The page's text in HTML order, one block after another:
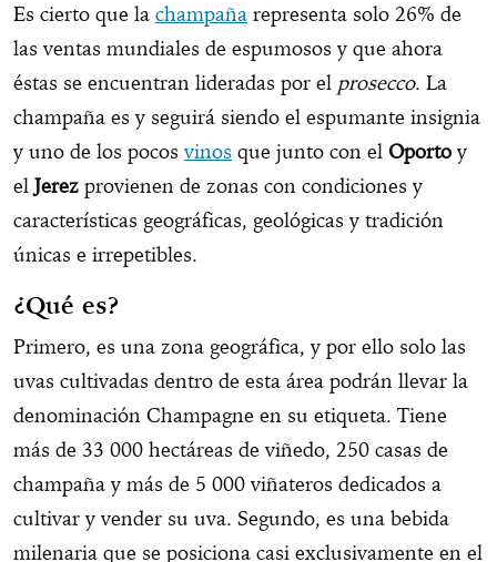
Es cierto que la champaña representa solo 26% de
las ventas mundiales de espumosos y que ahora
éstas se encuentran lideradas por el prosecco. La
champaña es y seguirá siendo el espumante insignia
y uno de los pocos vinos que junto con el Oporto y
el Jerez provienen de zonas con condiciones y
características geográficas, geológicas y tradición
únicas e irrepetibles.
¿Qué es?
Primero, es una zona geográfica, y por ello solo las
uvas cultivadas dentro de esta área podrán llevar la
denominación Champagne en su etiqueta. Tiene
más de 33 000 hectáreas de viñedo, 250 casas de
champaña y más de 5 000 viñateros dedicados a
cultivar y vender su uva. Segundo, es una bebida
milenaria que se posiciona casi exclusivamente en el